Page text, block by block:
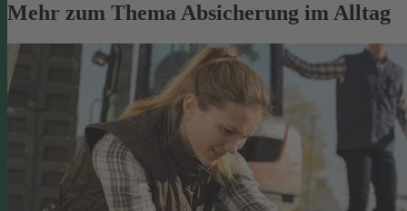
Mehr zum Thema Absicherung im Alltag